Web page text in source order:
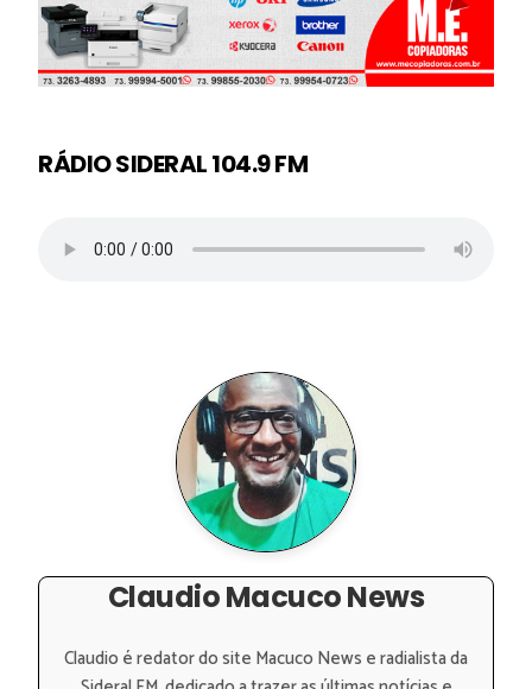
RÁDIO SIDERAL 104.9 FM
Claudio Macuco News
Claudio é redator do site Macuco News e radialista da